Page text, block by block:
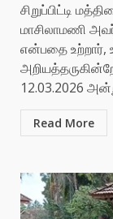
சிறுப்பிட்டி
மாசிலாமணி
என்பதை உற்றார்,
12.03.2026
Read More